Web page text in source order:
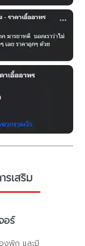
รเสริม
อร์
งพัก และมี